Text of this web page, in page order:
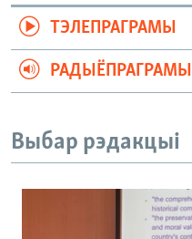
ТЭЛЕПРАГРАМЫ
РАДЫЁПРАГРАМЫ
Выбар рэдакцыі